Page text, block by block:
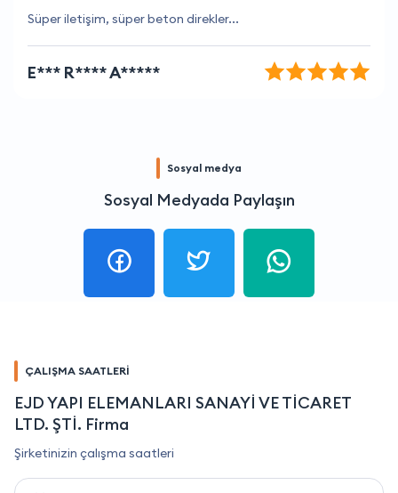
Süper iletişim, süper beton direkler...
E*** R**** A*****
Sosyal medya
Sosyal Medyada Paylaşın
ÇALIŞMA SAATLERİ
EJD YAPI ELEMANLARI SANAYİ VE TİCARET
LTD. ŞTİ. Firma
Şirketinizin çalışma saatleri